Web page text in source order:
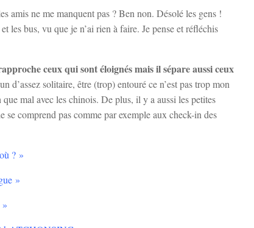
amis ne me manquent pas ? Ben non. Désolé les gens !
les bus, vu que je n’ai rien à faire. Je pense et réfléchis
ceux qui sont éloignés mais il sépare aussi ceux
d’assez solitaire, être (trop) entouré ce n’est pas trop mon
mal avec les chinois. De plus, il y a aussi les petites
se comprend pas comme par exemple aux check-in des
? »
»